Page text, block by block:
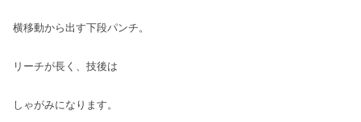
横移動から出す下段パンチ。
リーチが長く、技後は
しゃがみになります。